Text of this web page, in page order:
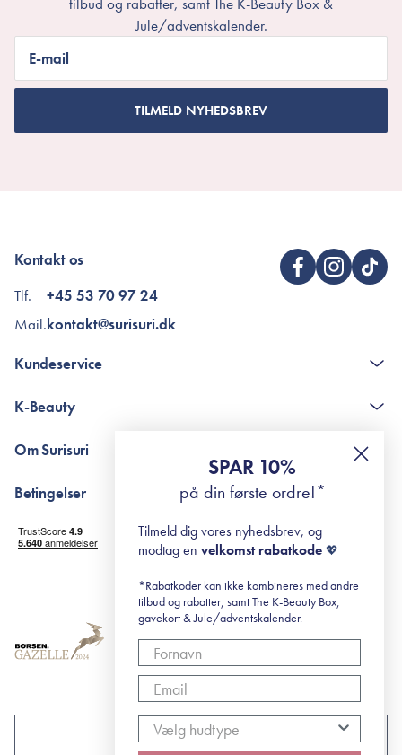
Jule/adventskalender.
E-mail
TILMELD NYHEDSBREV
Kontakt os
Tlf.
Mail.
+45 53 70 97 24
kontakt@surisuri.dk
Kundeservice
The K-Beauty Box - spørgsmål og svar
RE-ZIP
K-Beauty
Retinol for begyndere
surisuri's mini guide til rosacea
Om Surisuri
Black Friday
Betingelser
Levering og returnering
Handelsbetingelser
Abonnementsbetingelser
DANMARK
SPAR 10%
på din første ordre!*
Tilmeld dig vores nyhedsbrev, og
modtag en velkomst rabatkode 💖
*Rabatkoder kan ikke kombineres med andre
tilbud og rabatter, samt The K-Beauty Box,
gavekort & Jule/adventskalender.